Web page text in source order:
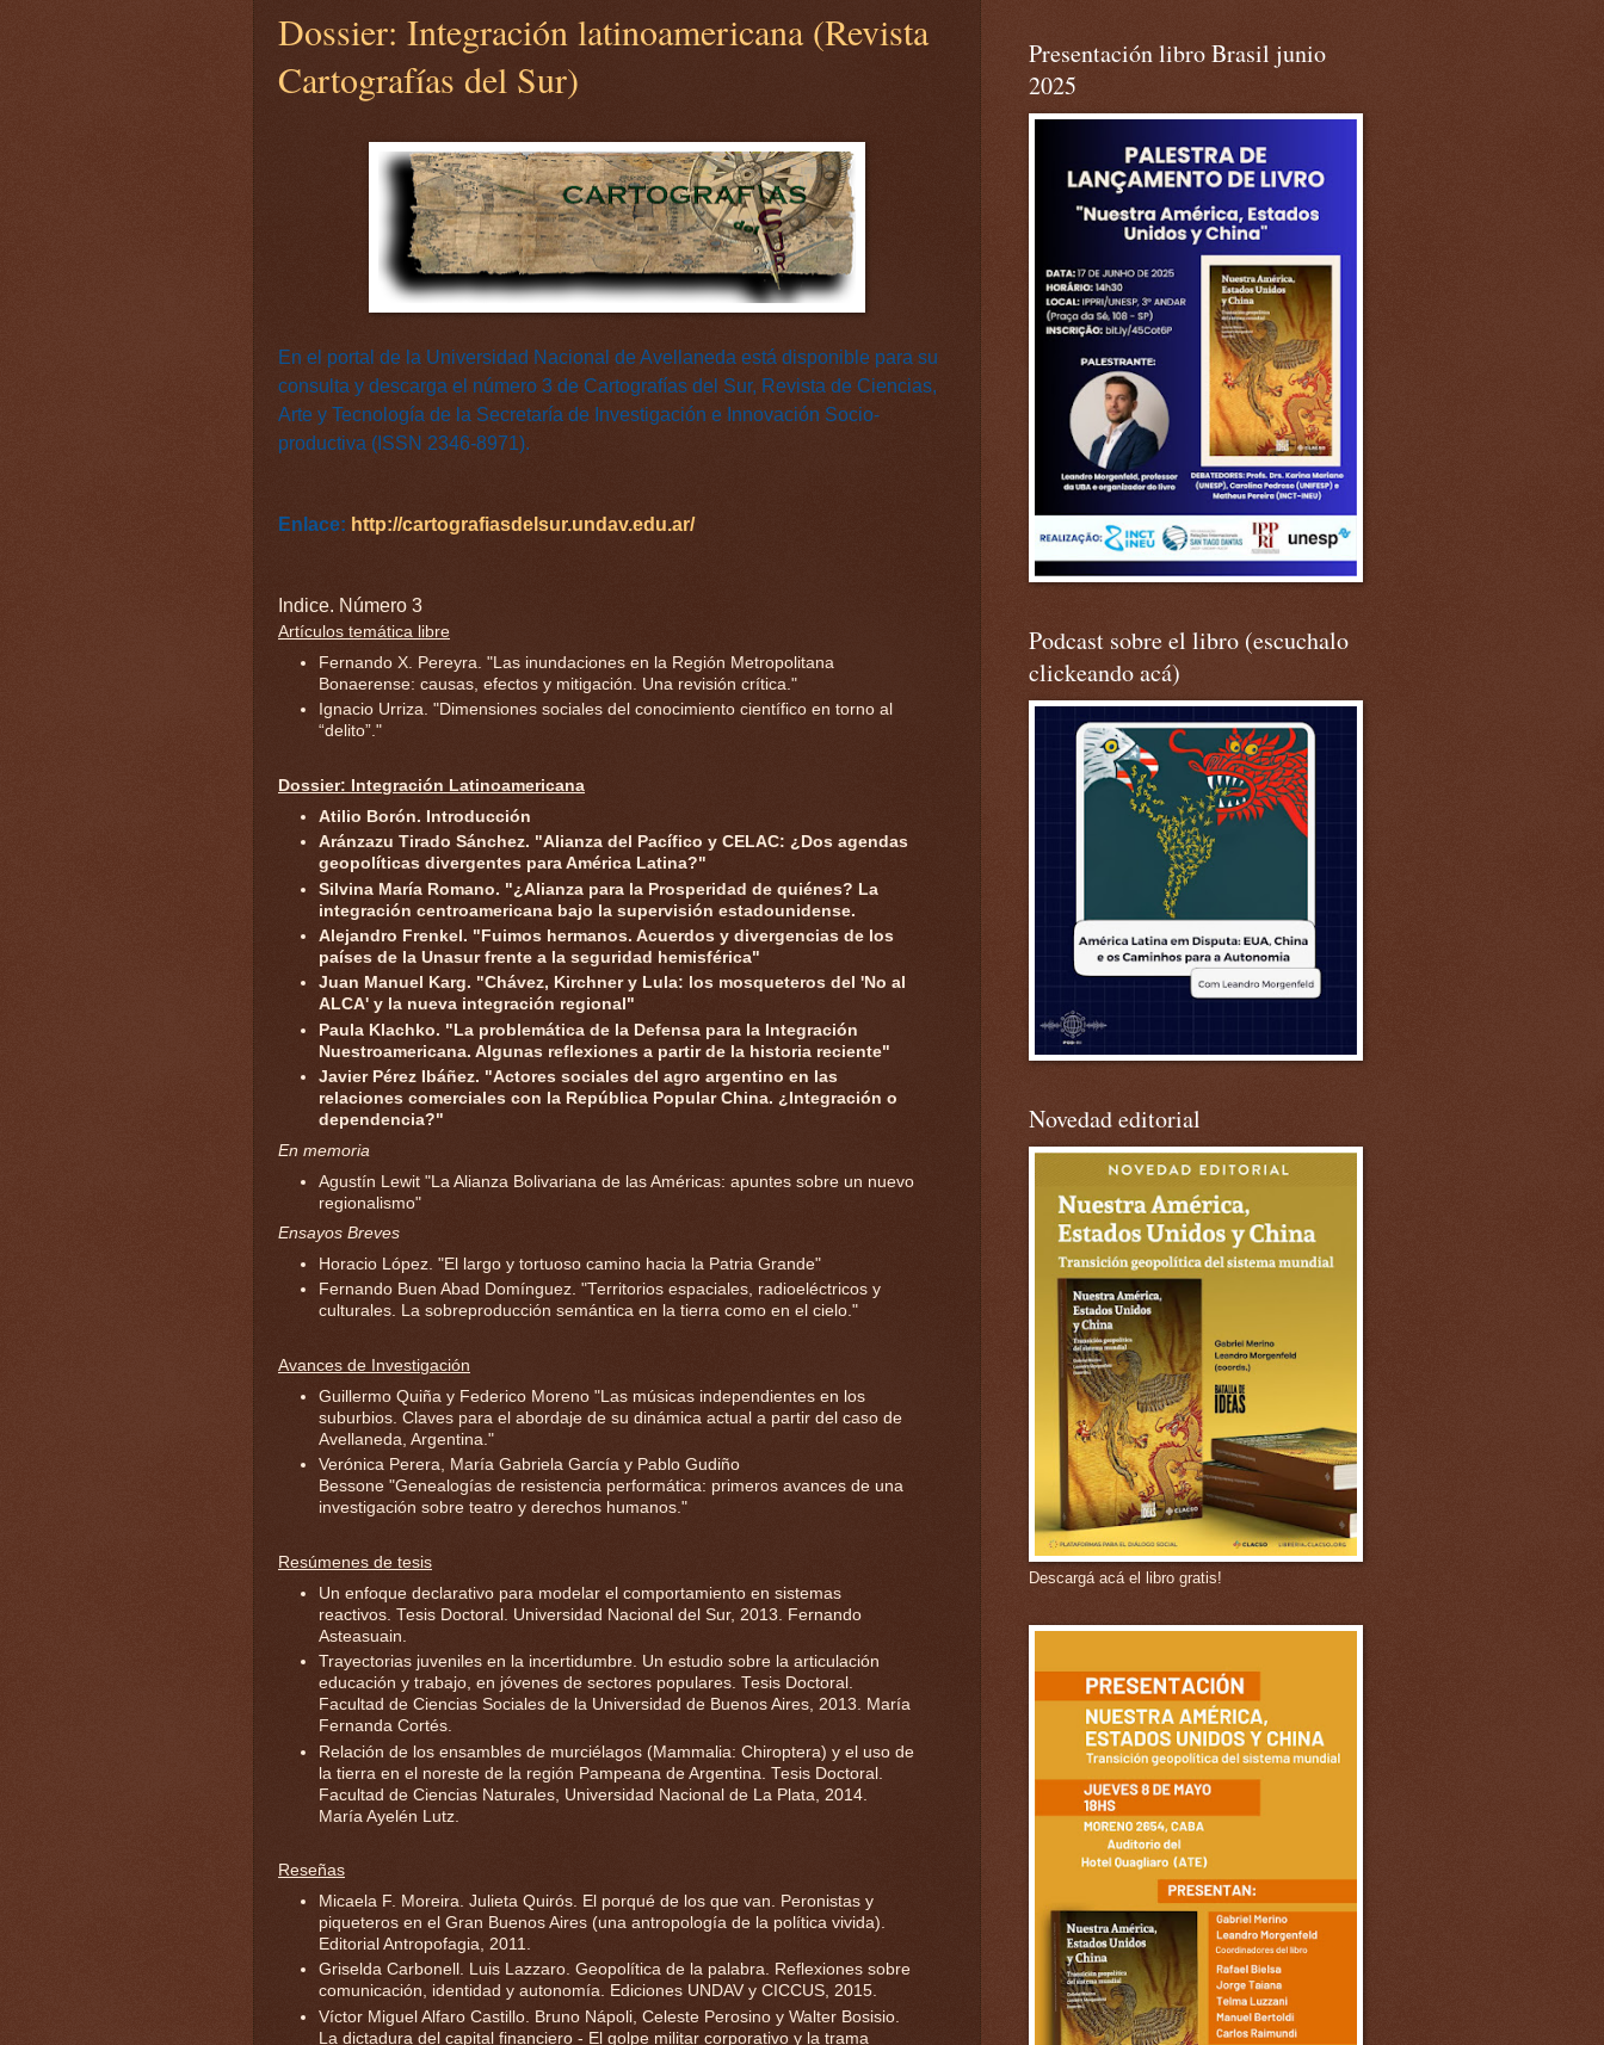
Dossier: Integración latinoamericana (Revista
Cartografías del Sur)
En el portal de la Universidad Nacional de Avellaneda está disponible para su
consulta y descarga el número 3 de Cartografías del Sur, Revista de Ciencias,
Arte y Tecnología de la Secretaría de Investigación e Innovación Socio-
productiva (ISSN 2346-8971).
Enlace: http://cartografiasdelsur.undav.edu.ar/
Indice. Número 3
Artículos temática libre
Fernando X. Pereyra. "Las inundaciones en la Región Metropolitana
Bonaerense: causas, efectos y mitigación. Una revisión crítica."
Ignacio Urriza. "Dimensiones sociales del conocimiento científico en torno al
“delito”."
Dossier: Integración Latinoamericana
Atilio Borón. Introducción
Aránzazu Tirado Sánchez. "Alianza del Pacífico y CELAC: ¿Dos agendas
geopolíticas divergentes para América Latina?"
Silvina María Romano. "¿Alianza para la Prosperidad de quiénes? La
integración centroamericana bajo la supervisión estadounidense.
Alejandro Frenkel. "Fuimos hermanos. Acuerdos y divergencias de los
países de la Unasur frente a la seguridad hemisférica"
Juan Manuel Karg. "Chávez, Kirchner y Lula: los mosqueteros del 'No al
ALCA' y la nueva integración regional"
Paula Klachko. "La problemática de la Defensa para la Integración
Nuestroamericana. Algunas reflexiones a partir de la historia reciente"
Javier Pérez Ibáñez. "Actores sociales del agro argentino en las
relaciones comerciales con la República Popular China. ¿Integración o
dependencia?"
En memoria
Agustín Lewit "La Alianza Bolivariana de las Américas: apuntes sobre un nuevo
regionalismo"
Ensayos Breves
Horacio López. "El largo y tortuoso camino hacia la Patria Grande"
Fernando Buen Abad Domínguez. "Territorios espaciales, radioeléctricos y
culturales. La sobreproducción semántica en la tierra como en el cielo."
Avances de Investigación
Guillermo Quiña y Federico Moreno "Las músicas independientes en los
suburbios. Claves para el abordaje de su dinámica actual a partir del caso de
Avellaneda, Argentina."
Verónica Perera, María Gabriela García y Pablo Gudiño
Bessone "Genealogías de resistencia performática: primeros avances de una
investigación sobre teatro y derechos humanos."
Resúmenes de tesis
Un enfoque declarativo para modelar el comportamiento en sistemas
reactivos. Tesis Doctoral. Universidad Nacional del Sur, 2013. Fernando
Asteasuain.
Trayectorias juveniles en la incertidumbre. Un estudio sobre la articulación
educación y trabajo, en jóvenes de sectores populares. Tesis Doctoral.
Facultad de Ciencias Sociales de la Universidad de Buenos Aires, 2013. María
Fernanda Cortés.
Relación de los ensambles de murciélagos (Mammalia: Chiroptera) y el uso de
la tierra en el noreste de la región Pampeana de Argentina. Tesis Doctoral.
Facultad de Ciencias Naturales, Universidad Nacional de La Plata, 2014.
María Ayelén Lutz.
Reseñas
Micaela F. Moreira. Julieta Quirós. El porqué de los que van. Peronistas y
piqueteros en el Gran Buenos Aires (una antropología de la política vivida).
Editorial Antropofagia, 2011.
Griselda Carbonell. Luis Lazzaro. Geopolítica de la palabra. Reflexiones sobre
comunicación, identidad y autonomía. Ediciones UNDAV y CICCUS, 2015.
Víctor Miguel Alfaro Castillo. Bruno Nápoli, Celeste Perosino y Walter Bosisio.
La dictadura del capital financiero - El golpe militar corporativo y la trama
Presentación libro Brasil junio
2025
Podcast sobre el libro (escuchalo
clickeando acá)
Novedad editorial
Descargá acá el libro gratis!